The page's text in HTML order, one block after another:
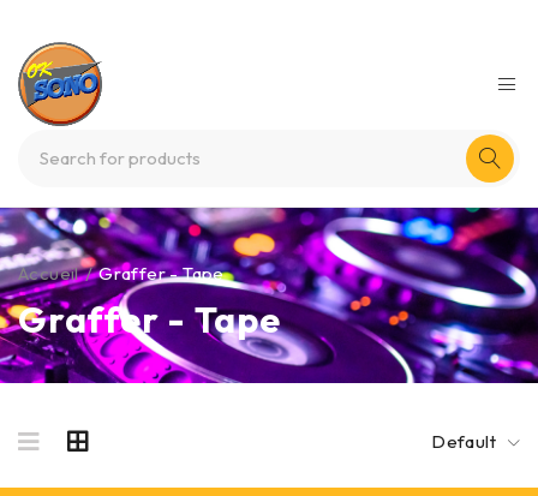
Graffer - Tape
Accueil / Graffer - Tape
Default